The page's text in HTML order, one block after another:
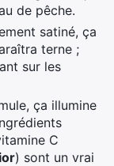
de pêche.
satiné, ça
terne ;
sur les
ça illumine
C
) sont un vrai
×